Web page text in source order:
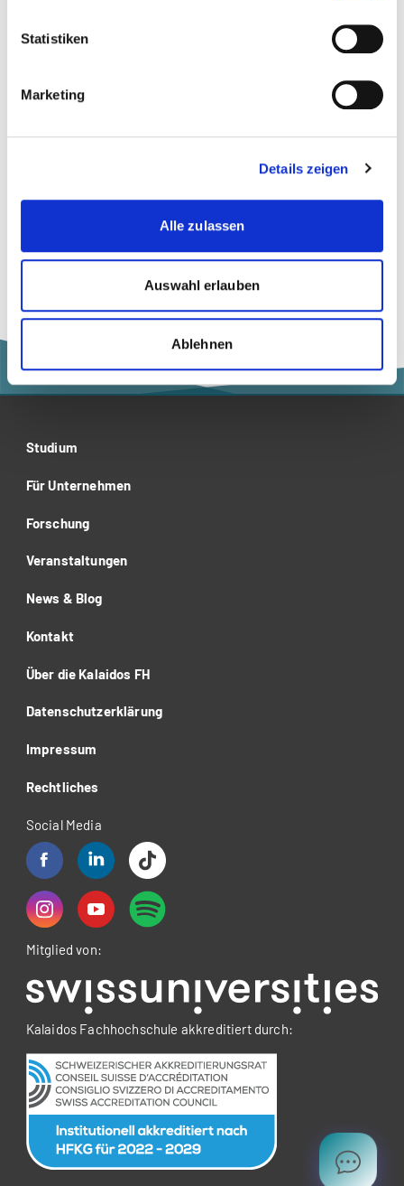
Statistiken
Marketing
Details zeigen
Alle zulassen
Auswahl erlauben
Ablehnen
Blogbeiträge (1)
Die Automatisierung von Incident-
Response-Prozessen reduziert den
Studium
Für Unternehmen
Forschung
Veranstaltungen
News & Blog
Kontakt
Über die Kalaidos FH
Datenschutzerklärung
Impressum
Rechtliches
Social Media
Mitglied von:
Kalaidos Fachhochschule akkreditiert durch: